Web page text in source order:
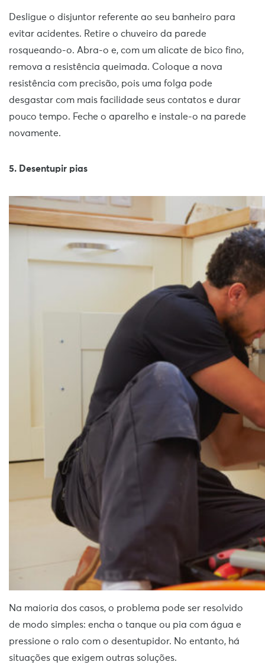
Desligue o disjuntor referente ao seu banheiro para
evitar acidentes. Retire o chuveiro da parede
rosqueando-o. Abra-o e, com um alicate de bico fino,
remova a resistência queimada. Coloque a nova
resistência com precisão, pois uma folga pode
desgastar com mais facilidade seus contatos e durar
pouco tempo. Feche o aparelho e instale-o na parede
novamente.
5. Desentupir pias
Na maioria dos casos, o problema pode ser resolvido
de modo simples: encha o tanque ou pia com água e
pressione o ralo com o desentupidor. No entanto, há
situações que exigem outras soluções.